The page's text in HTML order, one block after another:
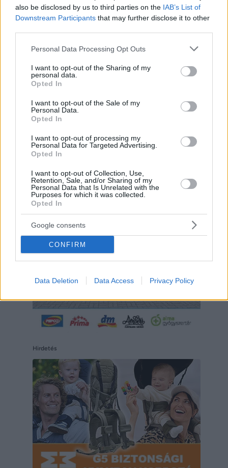
also be disclosed by us to third parties on the IAB’s List of
Downstream Participants that may further disclose it to other
Please note that this website/app uses one or more Google
not limited to your visit or usage behaviour. You may click to
grant or deny consent to Google and its third-party tags to
use your data for below specified purposes in below Google
consent section.
Personal Data Processing Opt Outs
I want to opt-out of the Sharing of my
personal data.
Opted In
I want to opt-out of the Sale of my
Personal Data.
Opted In
I want to opt-out of processing my
Personal Data for Targeted Advertising.
Opted In
I want to opt-out of Collection, Use,
Retention, Sale, and/or Sharing of my
Personal Data that Is Unrelated with the
Purposes for which it was collected.
Opted In
Google consents
CONFIRM
Data Deletion Data Access Privacy Policy
Email
Hirdetés
Hirdetés